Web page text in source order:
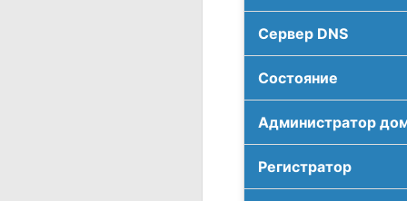
Сервер DNS
Соcтояние
Администратор
Регистратор